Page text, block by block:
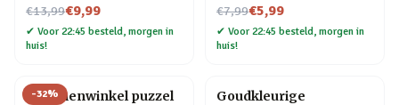
€13,99
Nu voor€9,99
✔ Voor 22:45 besteld, morgen in
huis!
€7,99
Nu voor€5,99
✔ Voor 22:45 besteld, morgen in
huis!
-32%
Bloemenwinkel puzzel
Goudkleurige